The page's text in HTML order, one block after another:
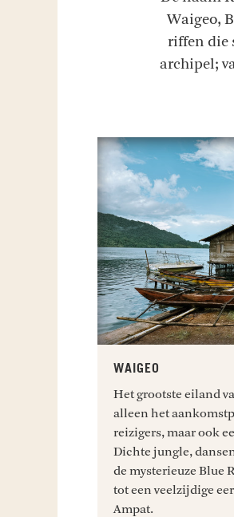
Waigeo,
riffen die
archipel;
WAIGEO
Het grootste eiland
alleen het
reizigers, maar ook
Dichte jungle,
de mysterieuze Blue
tot een veelzijdige
Ampat.